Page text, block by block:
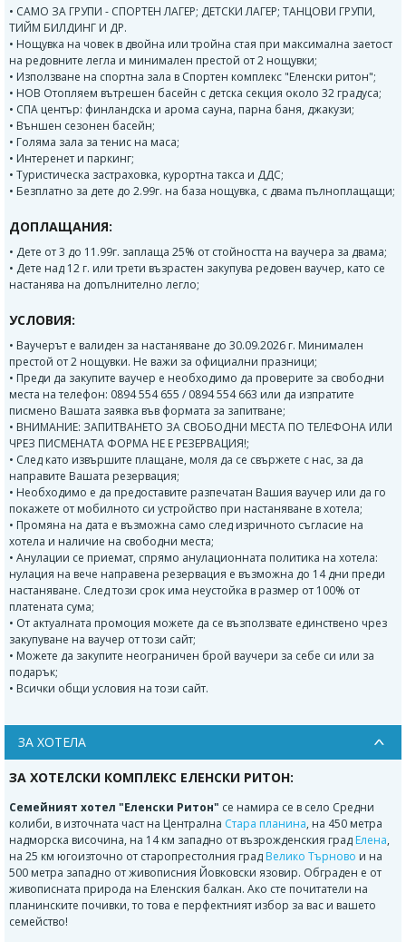
• САМО ЗА ГРУПИ - СПОРТЕН ЛАГЕР; ДЕТСКИ ЛАГЕР; ТАНЦОВИ ГРУПИ,
ТИЙМ БИЛДИНГ И ДР.
• Нощувка на човек в двойна или тройна стая при максимална заетост
на редовните легла и минимален престой от 2 нощувки;
• Използване на спортна зала в Спортен комплекс "Еленски ритон";
• НОВ Отопляем вътрешен басейн с детска секция около 32 градуса;
• СПА център: финландска и арома сауна, парна баня, джакузи;
• Външен сезонен басейн;
• Голяма зала за тенис на маса;
• Интеренет и паркинг;
• Туристическа застраховка, курортна такса и ДДС;
• Безплатно за дете до 2.99г. на база нощувка, с двама пълноплащащи;
ДОПЛАЩАНИЯ:
• Дете от 3 до 11.99г. заплаща 25% от стойността на ваучера за двама;
• Дете над 12 г. или трети възрастен закупува редовен ваучер, като се
настанява на допълнително легло;
УСЛОВИЯ:
• Ваучерът е валиден за настаняване до 30.09.2026 г. Минимален
престой от 2 нощувки. Не важи за официални празници;
• Преди да закупите ваучер е необходимо да проверите за свободни
места на телефон: 0894 554 655 / 0894 554 663 или да изпратите
писмено Вашата заявка във формата за запитване;
• ВНИМАНИЕ: ЗАПИТВАНЕТО ЗА СВОБОДНИ МЕСТА ПО ТЕЛЕФОНА ИЛИ
ЧРЕЗ ПИСМЕНАТА ФОРМА НЕ Е РЕЗЕРВАЦИЯ!;
• След като извършите плащане, моля да се свържете с нас, за да
направите Вашата резервация;
• Необходимо е да предоставите разпечатан Вашия ваучер или да го
покажете от мобилното си устройство при настаняване в хотела;
• Промяна на дата е възможна само след изричното съгласие на
хотела и наличие на свободни места;
• Анулации се приемат, спрямо анулационната политика на хотела:
нулация на вече направена резервация е възможна до 14 дни преди
настаняване. След този срок има неустойка в размер от 100% от
платената сума;
• От актуалната промоция можете да се възползвате единствено чрез
закупуване на ваучер от този сайт;
• Можете да закупите неограничен брой ваучери за себе си или за
подарък;
• Всички общи условия на този сайт.
ЗА ХОТЕЛА
ЗА ХОТЕЛСКИ КОМПЛЕКС ЕЛЕНСКИ РИТОН:
Семейният хотел "Еленски Ритон" се намира се в село Средни
колиби, в източната част на Централна Стара планина, на 450 метра
надморска височина, на 14 км западно от възрожденския град Елена,
на 25 км югоизточно от старопрестолния град Велико Търново и на
500 метра западно от живописния Йовковски язовир. Обграден е от
живописната природа на Еленския балкан. Ако сте почитатели на
планинските почивки, то това е перфектният избор за вас и вашето
семейство!